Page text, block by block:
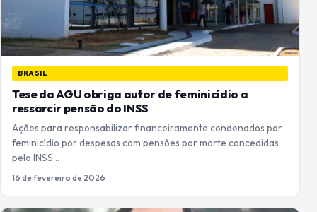
BRASIL
Tese da AGU obriga autor de feminicídio a
ressarcir pensão do INSS
Ações para responsabilizar financeiramente condenados por
feminicídio por despesas com pensões por morte concedidas
pelo INSS…
16 de fevereiro de 2026